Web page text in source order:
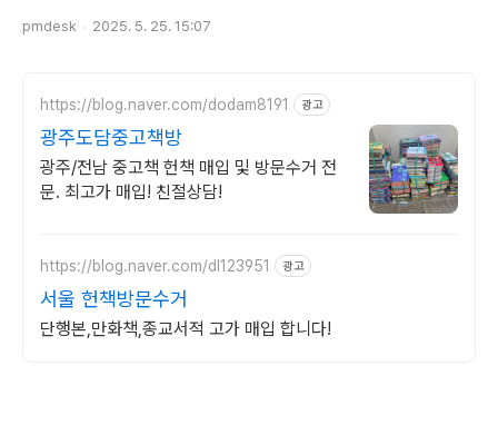
pmdesk 2025. 5. 25. 15:07
https://blog.naver.com/dodam8191 광고
광주도담중고책방
광주/전남 중고책 헌책 매입 및 방문수거 전
문. 최고가 매입! 친절상담!
https://blog.naver.com/dl123951 광고
서울 헌책방문수거
단행본,만화책,종교서적 고가 매입 합니다!